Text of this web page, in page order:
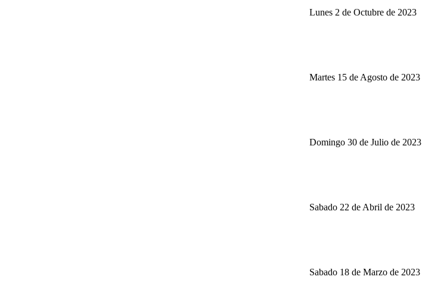
Lunes 2 de Octubre de 2023
Martes 15 de Agosto de 2023
Domingo 30 de Julio de 2023
Sabado 22 de Abril de 2023
Sabado 18 de Marzo de 2023